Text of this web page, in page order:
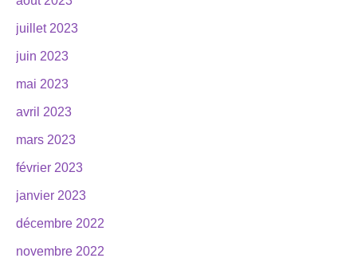
juillet 2023
juin 2023
mai 2023
avril 2023
mars 2023
février 2023
janvier 2023
décembre 2022
novembre 2022